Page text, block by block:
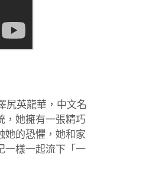
尻英龍華，中文名
，她擁有一張精巧
她的恐懼，她和家
一樣一起流下「一